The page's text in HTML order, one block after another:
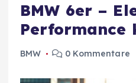
BMW 6er –
BMW 0 Kommentare